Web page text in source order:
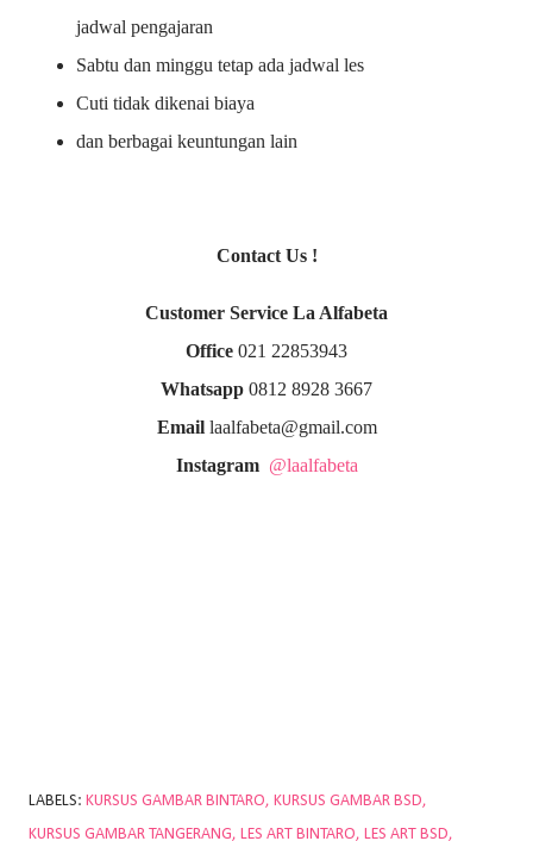
jadwal pengajaran
Sabtu dan minggu tetap ada jadwal les
Cuti tidak dikenai biaya
dan berbagai keuntungan lain
Contact Us !
Customer Service La Alfabeta
Office 021 22853943
Whatsapp 0812 8928 3667
Emaillaalfabeta@gmail.com
Instagram @laalfabeta
LABELS: KURSUS GAMBAR BINTARO
KURSUS GAMBAR BSD
KURSUS GAMBAR TANGERANG
LES ART BINTARO LES ART BSD